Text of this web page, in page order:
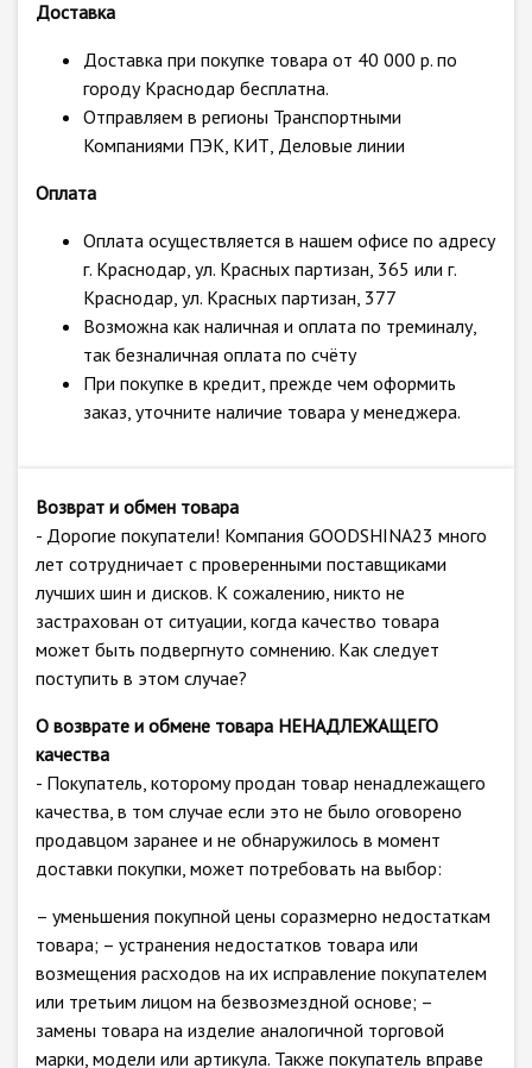
Доставка
Доставка при покупке товара от 40 000 р. по
городу Краснодар бесплатна.
Отправляем в регионы Транспортными
Компаниями ПЭК, КИТ, Деловые линии
Оплата
Оплата осуществляется в нашем офисе по адресу
г. Краснодар, ул. Красных партизан, 365 или г.
Краснодар, ул. Красных партизан, 377
Возможна как наличная и оплата по треминалу,
так безналичная оплата по счёту
При покупке в кредит, прежде чем оформить
заказ, уточните наличие товара у менеджера.
Возврат и обмен товара
- Дорогие покупатели! Компания GOODSHINA23 много
лет сотрудничает с проверенными поставщиками
лучших шин и дисков. К сожалению, никто не
застрахован от ситуации, когда качество товара
может быть подвергнуто сомнению. Как следует
поступить в этом случае?
О возврате и обмене товара НЕНАДЛЕЖАЩЕГО
качества
- Покупатель, которому продан товар ненадлежащего
качества, в том случае если это не было оговорено
продавцом заранее и не обнаружилось в момент
доставки покупки, может потребовать на выбор:
– уменьшения покупной цены соразмерно недостаткам
товара; – устранения недостатков товара или
возмещения расходов на их исправление покупателем
или третьим лицом на безвозмездной основе; –
замены товара на изделие аналогичной торговой
марки, модели или артикула. Также покупатель вправе